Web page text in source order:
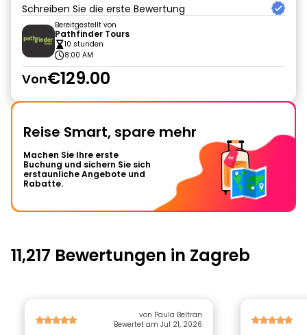
Schreiben Sie die erste Bewertung
Bereitgestellt von
Pathfinder Tours
10 stunden
8:00 AM
Von€129.00
Reise Smart, spare mehr
Machen Sie Ihre erste
Buchung und sichern Sie sich
erstaunliche Angebote und
Rabatte.
11,217 Bewertungen in Zagreb
von Paula Beltran
Bewertet am Jul 21, 2026